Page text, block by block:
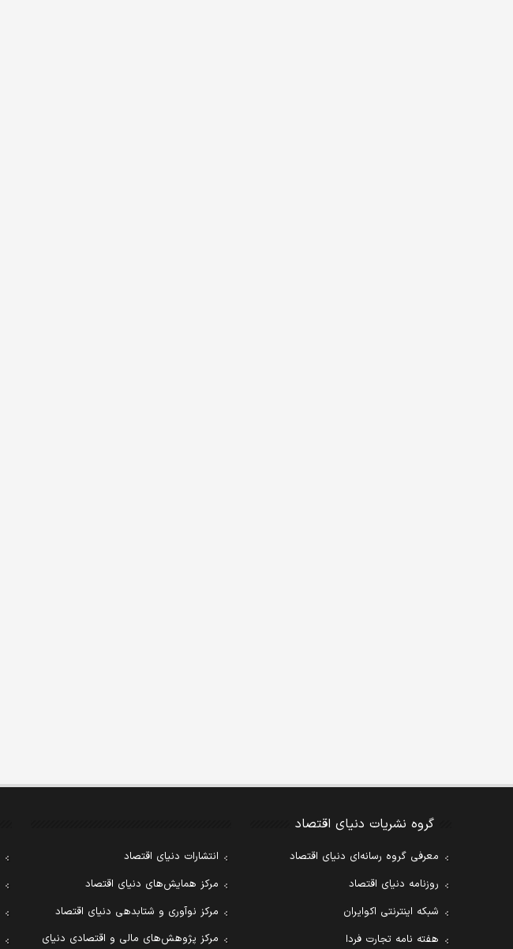
گروه نشریات دنیای اقتصاد
معرفی گروه رسانه‌ای دنیای اقتصاد
روزنامه دنیای اقتصاد
شبکه اینترنتی اکوایران
هفته نامه تجارت فردا
انتشارات دنیای اقتصاد
مرکز همایش‌های دنیای اقتصاد
مرکز نوآوری و شتابدهی دنیای اقتصاد
مرکز پژوهش‌های مالی و اقتصادی دنیای